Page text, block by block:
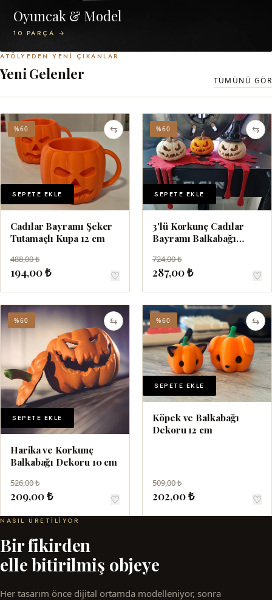
Oyuncak & Model
10 PARÇA →
ATÖLYEDEN YENI ÇIKANLAR
Yeni Gelenler TÜMÜNÜ GÖR
⇆
%60
SEPETE EKLE
Cadılar Bayramı Şeker
Tutamaçlı Kupa 12 cm
488,00 ₺
194,00 ₺ ♡
⇆
%60
SEPETE EKLE
3'lü Korkunç Cadılar
Bayramı Balkabağı
724,00 ₺
287,00 ₺ ♡
⇆
%60
SEPETE EKLE
Harika ve Korkunç
Balkabağı Dekoru 10 cm
526,00 ₺
209,00 ₺ ♡
⇆
%60
SEPETE EKLE
Köpek ve Balkabağı
Dekoru 12 cm
509,00 ₺
202,00 ₺ ♡
NASIL ÜRETILIYOR
Bir fikirden
elle bitirilmiş objeye
Her tasarım önce dijital ortamda modelleniyor, sonra